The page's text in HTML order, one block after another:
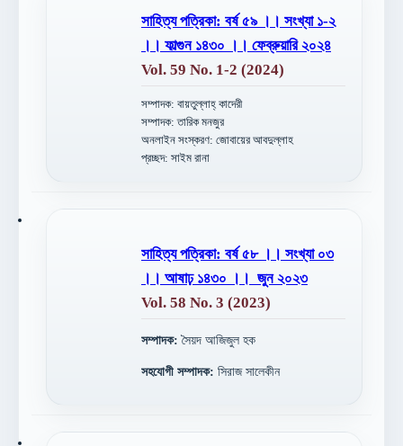
সাহিত্য পত্রিকা: বর্ষ ৫৯ ।। সংখ্যা ১-২
।। ফাল্গুন ১৪৩০ ।। ফেব্রুয়ারি ২০২৪
Vol. 59 No. 1-2 (2024)
সম্পাদক: বায়তুল্লাহ্ কাদেরী
সম্পাদক: তারিক মনজুর
অনলাইন সংস্করণ: জোবায়ের আবদুল্লাহ
প্রচ্ছদ: সাইম রানা
সাহিত্য পত্রিকা: বর্ষ ৫৮ ।। সংখ্যা ০৩
।। আষাঢ় ১৪৩০ ।। জুন ২০২৩
Vol. 58 No. 3 (2023)
সম্পাদক:সৈয়দ আজিজুল হক
সহযোগী সম্পাদক: সিরাজ সালেকীন